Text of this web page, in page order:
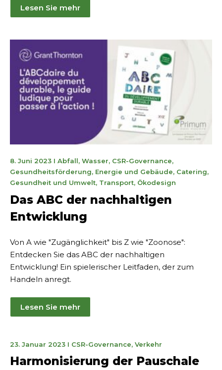
Lesen Sie mehr
8. Juni 202313.
September
2023
I Abfall, Wasser, CSR-Governance,
Gesundheitsförderung, Energie und Gebäude, Catering,
Gesundheit und Umwelt, Transport, Ökodesign
Das ABC der nachhaltigen
Entwicklung
Von A wie "Zugänglichkeit" bis Z wie "Zoonose":
Entdecken Sie das ABC der nachhaltigen
Entwicklung! Ein spielerischer Leitfaden, der zum
Handeln anregt.
Lesen Sie mehr
23. Januar 202322.
März
2023
I CSR-Governance, Verkehr
Harmonisierung der Pauschale